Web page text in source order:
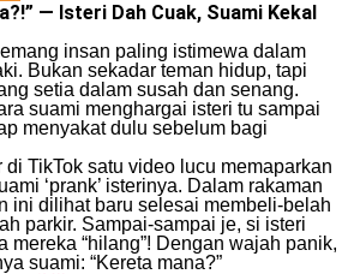
— Isteri Dah Cuak, Suami Kekal
insan paling istimewa dalam
Bukan sekadar teman hidup, tapi
setia dalam susah dan senang.
suami menghargai isteri tu sampai
menyakat dulu sebelum bagi
di TikTok satu video lucu memaparkan
‘prank’ isterinya. Dalam rakaman
ini dilihat baru selesai membeli-belah
parkir. Sampai-sampai je, si isteri
mereka “hilang”! Dengan wajah panik,
suami: “Kereta mana?”